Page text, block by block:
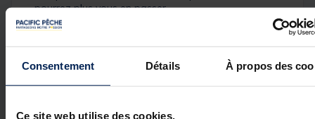
Consentement Détails À propos des
Ce site web utilise des cookies.
pourrez plus vous en passer.
N'attendez plus, commandez dès maintenant le
STK Shad de Bzone et préparez-vous à une